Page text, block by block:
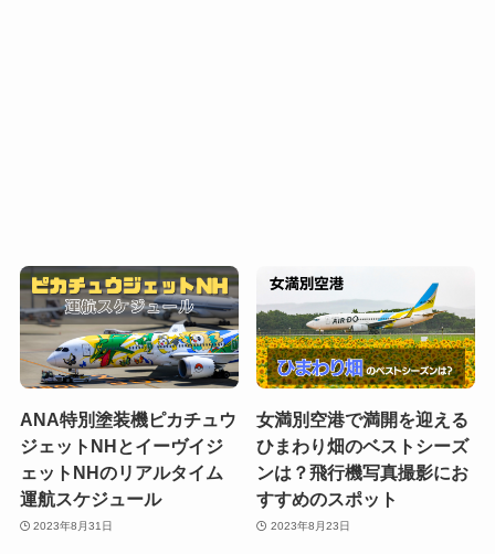
ANA特別塗装機ピカチュウ
ジェットNHとイーヴイジ
ェットNHのリアルタイム
運航スケジュール
2023年8月31日
女満別空港で満開を迎える
ひまわり畑のベストシーズ
ンは？飛行機写真撮影にお
すすめのスポット
2023年8月23日